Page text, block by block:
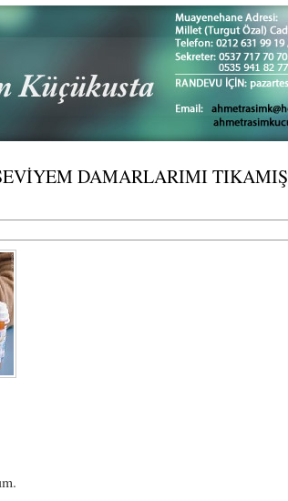
DAMARLARIMI TIKAMIŞ